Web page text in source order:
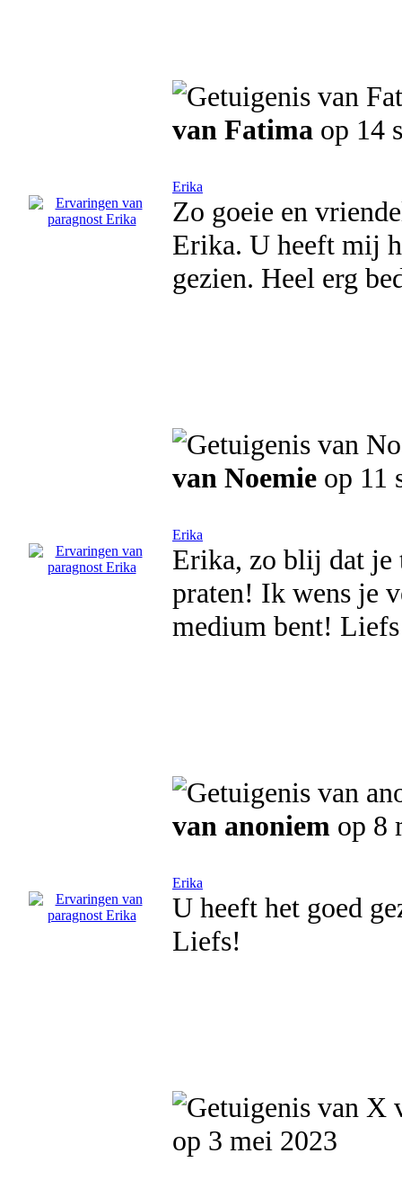
van Fatima op 14
Erika
Zo goeie en
Erika. U heeft mij
gezien. Heel erg
van Noemie op 11
Erika
Erika, zo blij dat
praten! Ik wens je
medium bent!
van anoniem op 8
Erika
U heeft het goed
Liefs!
op 3 mei 2023